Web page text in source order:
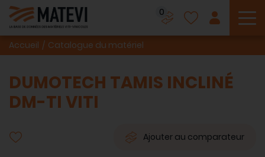
0
Accueil Catalogue du matériel
DUMOTECH TAMIS INCLINÉ
DM-TI VITI
Ajouter au comparateur